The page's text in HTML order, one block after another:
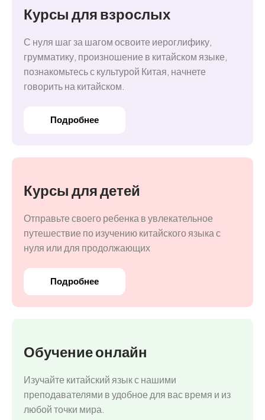
Курсы для взрослых
С нуля шаг за шагом освоите иероглифику,
грумматику, произношение в китайском языке,
познакомьтесь с культурой Китая, начнете
говорить на китайском.
Подробнее
Курсы для детей
Отправьте своего ребенка в увлекательное
путешествие по изучению китайского языка с
нуля или для продолжающих
Подробнее
Обучение онлайн
Изучайте китайский язык с нашими
преподавателями в удобное для вас время и из
любой точки мира.